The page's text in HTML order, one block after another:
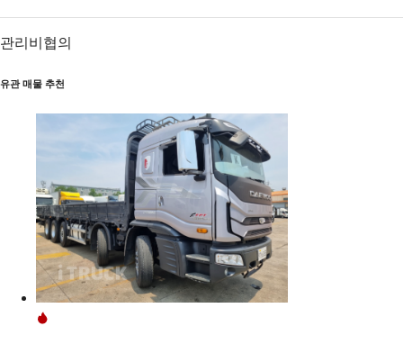
관리비 협의
유관 매물 추천